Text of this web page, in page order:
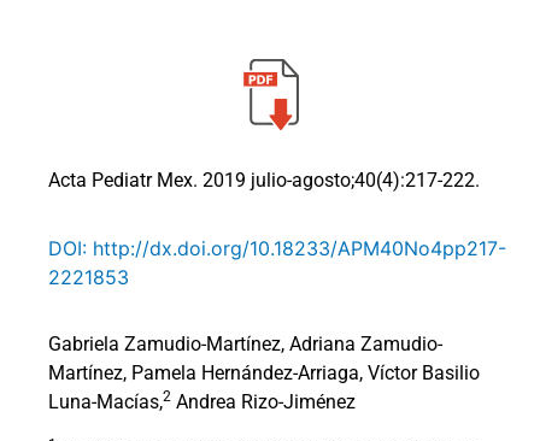
Acta Pediatr Mex. 2019 julio-agosto;40(4):217-222.
DOI: http://dx.doi.org/10.18233/APM40No4pp217-
2221853
Gabriela Zamudio-Martínez, Adriana Zamudio-
Martínez, Pamela Hernández-Arriaga, Víctor Basilio
Luna-Macías,2 Andrea Rizo-Jiménez